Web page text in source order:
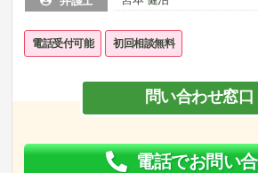
電話受付可能 初回相談無料
問い合わせ窓口
電話でお問い